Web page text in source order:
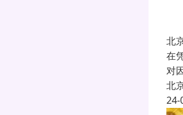
北
在
对
北
24-